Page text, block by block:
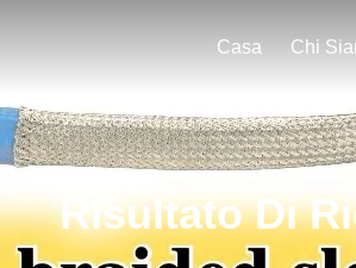
Casa Chi
Risultato Di